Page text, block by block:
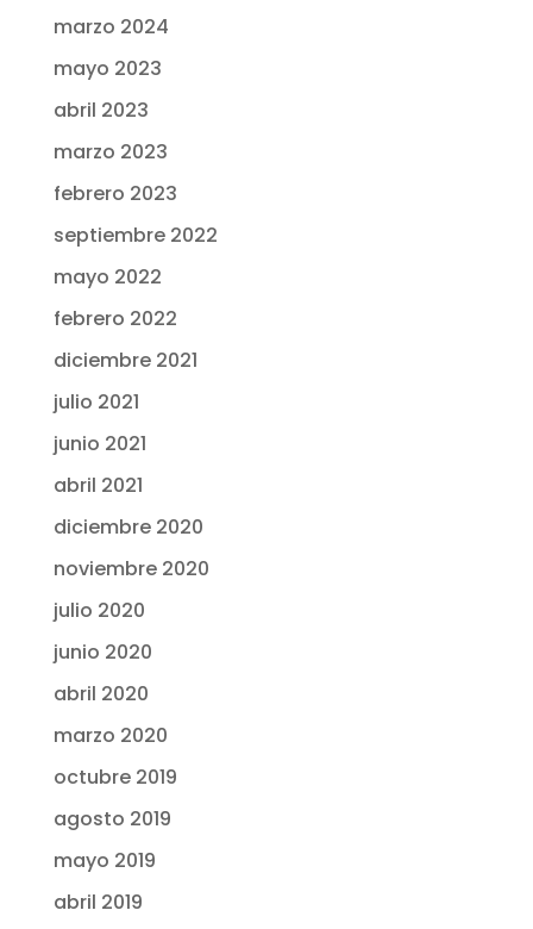
marzo 2024
mayo 2023
abril 2023
marzo 2023
febrero 2023
septiembre 2022
mayo 2022
febrero 2022
diciembre 2021
julio 2021
junio 2021
abril 2021
diciembre 2020
noviembre 2020
julio 2020
junio 2020
abril 2020
marzo 2020
octubre 2019
agosto 2019
mayo 2019
abril 2019